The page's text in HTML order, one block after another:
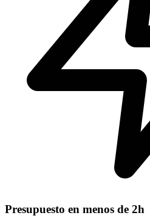
Presupuesto en menos de 2h